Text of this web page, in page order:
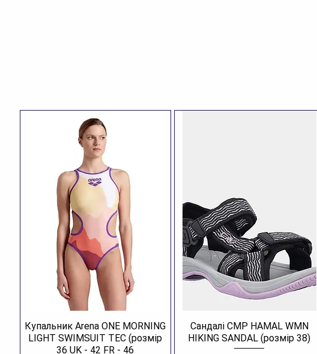
Купальник Arena ONE MORNING
LIGHT SWIMSUIT TEC (розмір
36 UK - 42 FR - 46
Сандалі CMP HAMAL WMN
HIKING SANDAL (розмір 38)